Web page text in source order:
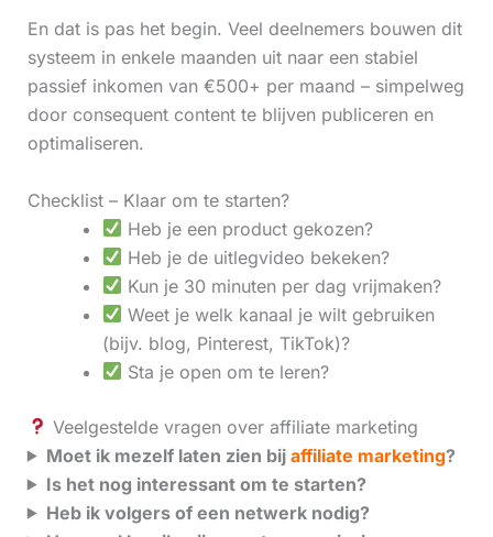
En dat is pas het begin. Veel deelnemers bouwen dit
systeem in enkele maanden uit naar een stabiel
passief inkomen van €500+ per maand – simpelweg
door consequent content te blijven publiceren en
optimaliseren.
Checklist – Klaar om te starten?
Heb je een product gekozen?
Heb je de uitlegvideo bekeken?
Kun je 30 minuten per dag vrijmaken?
Weet je welk kanaal je wilt gebruiken
(bijv. blog, Pinterest, TikTok)?
Sta je open om te leren?
Veelgestelde vragen over affiliate marketing
Moet ik mezelf laten zien bij affiliate marketing?
Is het nog interessant om te starten?
Heb ik volgers of een netwerk nodig?